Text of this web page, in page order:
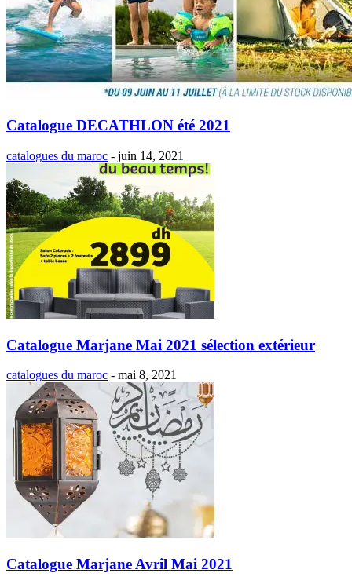
Catalogue DECATHLON été 2021
catalogues du maroc - juin 14, 2021
Catalogue Marjane Mai 2021 sélection extérieur
catalogues du maroc - mai 8, 2021
Catalogue Marjane Avril Mai 2021